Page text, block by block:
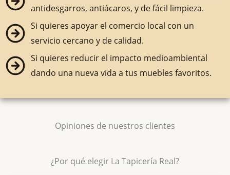
antidesgarros, antiácaros, y de fácil limpieza.
Si quieres apoyar el comercio local con un
servicio cercano y de calidad.
Si quieres reducir el impacto medioambiental
dando una nueva vida a tus muebles favoritos.
Opiniones de nuestros clientes
¿Por qué elegir La Tapicería Real?